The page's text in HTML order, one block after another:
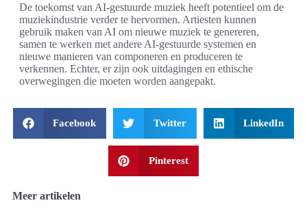
De toekomst van AI-gestuurde muziek heeft potentieel om de
muziekindustrie verder te hervormen. Artiesten kunnen
gebruik maken van AI om nieuwe muziek te genereren,
samen te werken met andere AI-gestuurde systemen en
nieuwe manieren van componeren en produceren te
verkennen. Echter, er zijn ook uitdagingen en ethische
overwegingen die moeten worden aangepakt.
Facebook Twitter LinkedIn
Pinterest
Meer artikelen